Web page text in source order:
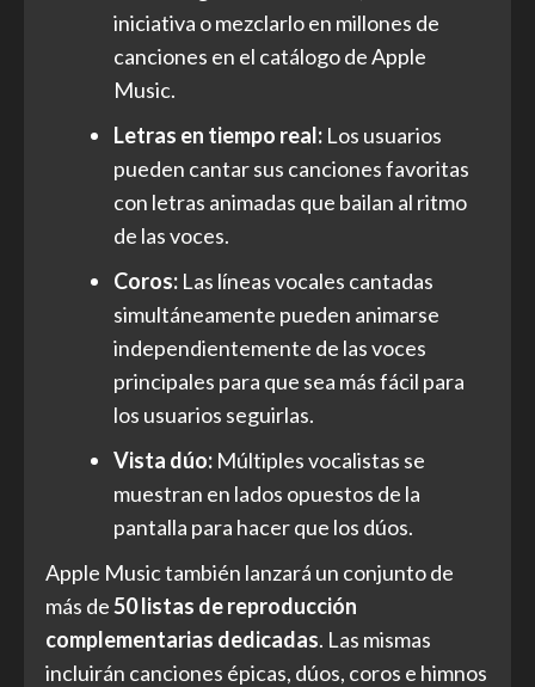
iniciativa o mezclarlo en millones de
canciones en el catálogo de Apple
Music.
Letras en tiempo real: Los usuarios
pueden cantar sus canciones favoritas
con letras animadas que bailan al ritmo
de las voces.
Coros: Las líneas vocales cantadas
simultáneamente pueden animarse
independientemente de las voces
principales para que sea más fácil para
los usuarios seguirlas.
Vista dúo: Múltiples vocalistas se
muestran en lados opuestos de la
pantalla para hacer que los dúos.
Apple Music también lanzará un conjunto de
más de50 listas de reproducción
complementarias dedicadas. Las mismas
incluirán canciones épicas, dúos, coros e himnos